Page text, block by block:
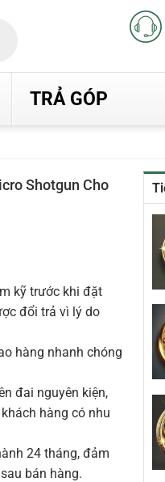
TRẢ GÓP
Shotgun Cho
kỹ trước khi đặt
đổi trả vì lý do
hàng nhanh chóng
đai nguyên kiện,
hàng có nhu
24 tháng, đảm
bán hàng.